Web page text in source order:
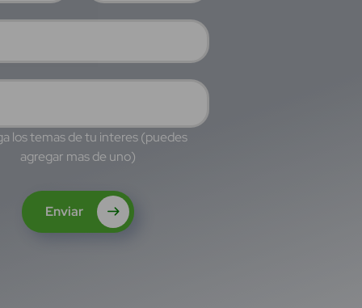
los temas de tu interes (puedes
agregar mas de uno)
Enviar